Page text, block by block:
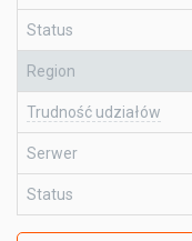
Status
Region
Trudność udziałów
Serwer
Status